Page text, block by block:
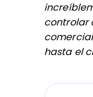
controlar
hasta el